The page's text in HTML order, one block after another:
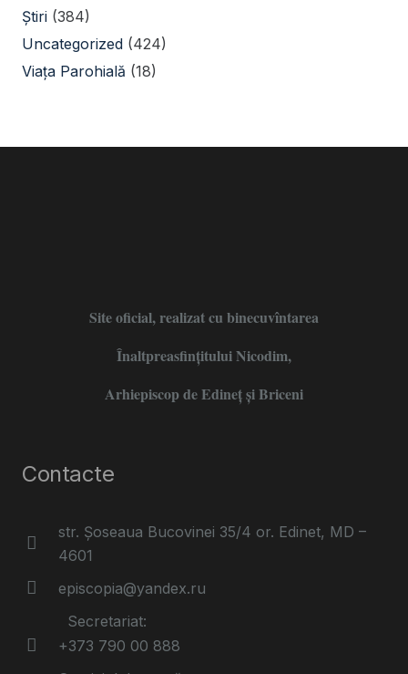
Știri (384)
Uncategorized (424)
Viața Parohială (18)
Site oficial, realizat cu binecuvîntarea
Înaltpreasfințitului Nicodim,
Arhiepiscop de Edineţ şi Briceni
Contacte
str. Șoseaua Bucovinei 35/4 or. Edinet, MD –
4601
episcopia@yandex.ru
Secretariat:
+373 790 00 888